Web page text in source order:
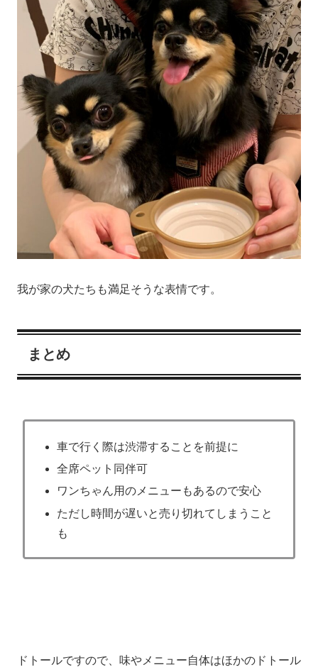
我が家の犬たちも満足そうな表情です。
まとめ
車で行く際は渋滞することを前提に
全席ペット同伴可
ワンちゃん用のメニューもあるので安心
ただし時間が遅いと売り切れてしまうこと
も
ドトールですので、味やメニュー自体はほかのドトール